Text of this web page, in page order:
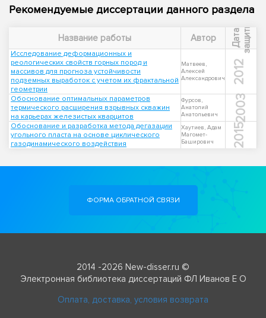
Рекомендуемые диссертации данного раздела
Название работы Автор Д
а
т
а
з
а
щ
и
т ы
Исследование деформационных и
реологических свойств горных пород и
массивов для прогноза устойчивости
подземных выработок с учетом их фрактальной
геометрии
Матвеев,
Алексей
Александрович
2012
Обоснование оптимальных параметров
термического расширения взрывных скважин
на карьерах железистых кварцитов
Фурсов,
Анатолий
Анатольевич
2003
Обоснование и разработка метода дегазации
угольного пласта на основе циклического
газодинамического воздействия
Хаутиев, Адам
Магомет-
Баширович
2015
ФОРМА ОБРАТНОЙ СВЯЗИ
2014 -2026 New-disser.ru ©
Электронная библиотека диссертаций ФЛ Иванов Е О
Оплата, доставка, условия возврата